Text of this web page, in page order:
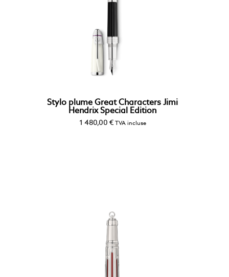
Stylo plume Great Characters Jimi
Hendrix Special Edition
1 480,00 € TVA incluse